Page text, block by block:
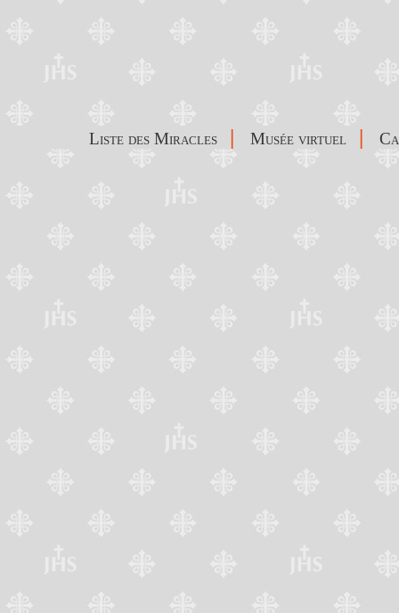
Liste des Miracles Musée virtuel